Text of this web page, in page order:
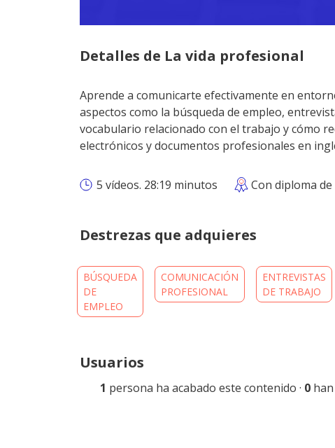
Detalles de La vida profesional
Aprende a comunicarte efectivamente en
aspectos como la búsqueda de empleo,
vocabulario relacionado con el trabajo y cómo
electrónicos y documentos profesionales en
5 vídeos. 28:19 minutos Con diploma
Destrezas que adquieres
BÚSQUEDA
DE
EMPLEO
COMUNICACIÓN
PROFESIONAL
ENTREVISTAS
DE TRABAJO
Usuarios
1 persona ha acabado este contenido · 0